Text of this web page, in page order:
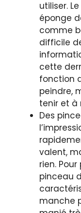
utiliser.
éponge
comme
difficile
cette
fonction
peindre,
tenir et à
Des
valent,
rien.
pinceau
manche